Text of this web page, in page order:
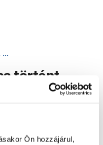
Ön hozzájárul,
...
történt